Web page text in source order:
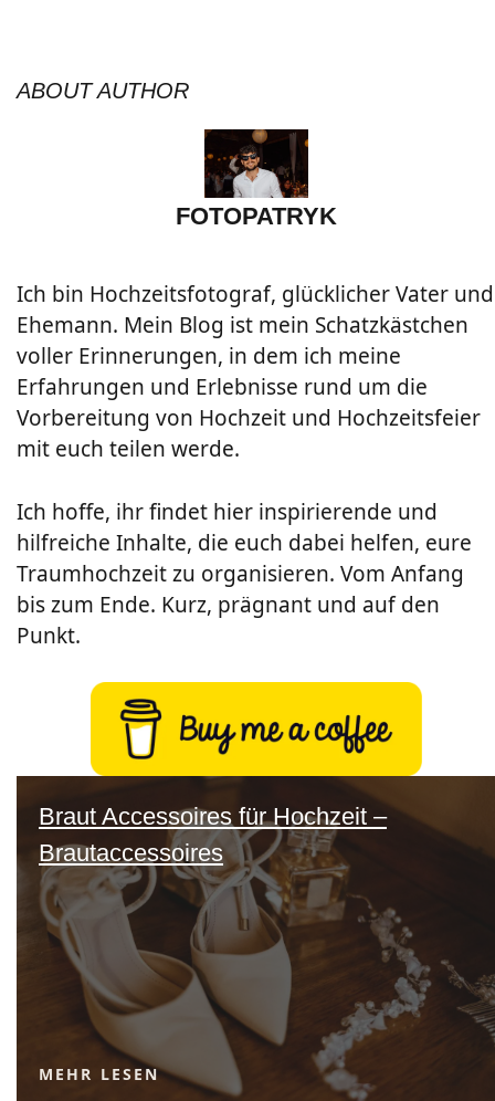
ABOUT AUTHOR
FOTOPATRYK
Ich bin Hochzeitsfotograf, glücklicher Vater und
Ehemann. Mein Blog ist mein Schatzkästchen
voller Erinnerungen, in dem ich meine
Erfahrungen und Erlebnisse rund um die
Vorbereitung von Hochzeit und Hochzeitsfeier
mit euch teilen werde.
Ich hoffe, ihr findet hier inspirierende und
hilfreiche Inhalte, die euch dabei helfen, eure
Traumhochzeit zu organisieren. Vom Anfang
bis zum Ende. Kurz, prägnant und auf den
Punkt.
Braut Accessoires für Hochzeit –
Brautaccessoires
MEHR LESEN